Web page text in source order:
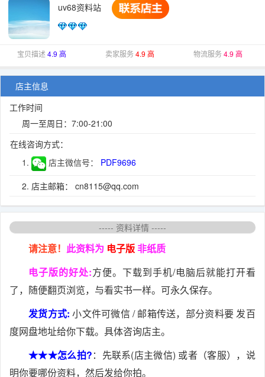
uv68资料站
宝贝描述 4.9 高 卖家服务4.9 高 物流服务4.9 高
店主信息
工作时间
周一至周日：7:00-21:00
在线咨询方式：
1.
店主微信号：
PDF9696
2. 店主邮箱： cn8115@qq.com
----- 资料详情 -----
请注意！ 此资料为 电子版非纸质
电子版的好处:方便。下载到手机/电脑后就能打开看
了，随便翻页浏览，与看实书一样。可永久保存。
发货方式: 小文件可微信 / 邮箱传送，部分资料要 发百
度网盘地址给你下载。具体咨询店主。
★★★怎么拍?：先联系(店主微信) 或者（客服），说
明你要哪份资料，然后发给你拍。